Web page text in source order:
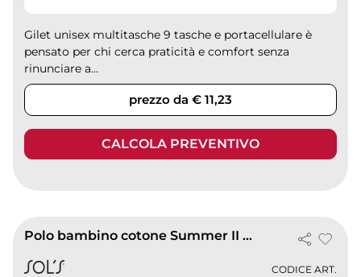
Gilet unisex multitasche 9 tasche e portacellulare è
pensato per chi cerca praticità e comfort senza
rinunciare a...
prezzo da € 11,23
CALCOLA PREVENTIVO
Polo bambino cotone Summer II , maniche corte
CODICE ART.